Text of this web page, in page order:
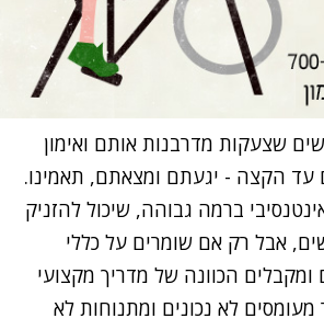
שצעקות מדרבנות אותם ואימון
עד הקצה - יגעתם ומצאתם, תאמינו.
ברמה גבוהה, שיכול להזניק
אבל רק אם שומרים על כללי
הכוונה של מדריך מקצועי
מעומסים לא נכונים ומתנוחות לא